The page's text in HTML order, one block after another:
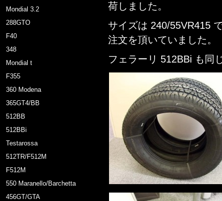
Mondial 3.2
288GTO
F40
348
Mondial t
F355
360 Modena
365GT4/BB
512BB
512BBi
Testarossa
512TR/F512M
F512M
550 Maranello/Barchetta
456GT/GTA
荷しました。
サイズは 240/55VR415
注文を頂いていました。
フェラーリ 512BBi も同